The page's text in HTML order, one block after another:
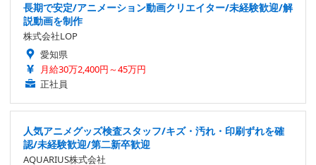
長期で安定/アニメーション動画クリエイター/未経験歓迎/解
説動画を制作
株式会社LOP
愛知県
月給30万2,400円～45万円
正社員
人気アニメグッズ検査スタッフ/キズ・汚れ・印刷ずれを確
認/未経験歓迎/第二新卒歓迎
AQUARIUS株式会社